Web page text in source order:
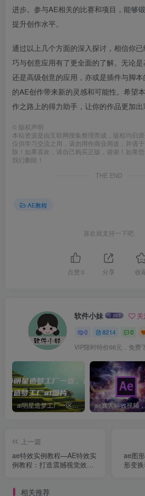
进步。参与AE相关的比赛和项目，能够
提升创作水平。
通过以上几个方面的深入探讨，相信你
巧与创意应用有了更全面的了解。无论是
还是高级创意的应用，亦或是插件与脚
的AE创作带来新的灵感和可能性。希望
作之路上的得力助手，让你的作品更加出
© 版权声明
本站资源是由互联网搜集整理而成，版权均归
仅供学习交流之用，请勿用作商业用途，并请
除！如果喜欢，请自己购买正版，谢谢！如果
我们删除！
THE END
AE教程
喜欢就支持一下吧
点赞 0 分享 收
软件小妹
0 8214 0
VIP限时特价66元，免费
ai明星造梦工厂一区，明星造梦工厂ai图片
上一篇
ae特效实例教程—AE特效实
例教程：打造震撼视觉效果
ae图
形变
相关推荐